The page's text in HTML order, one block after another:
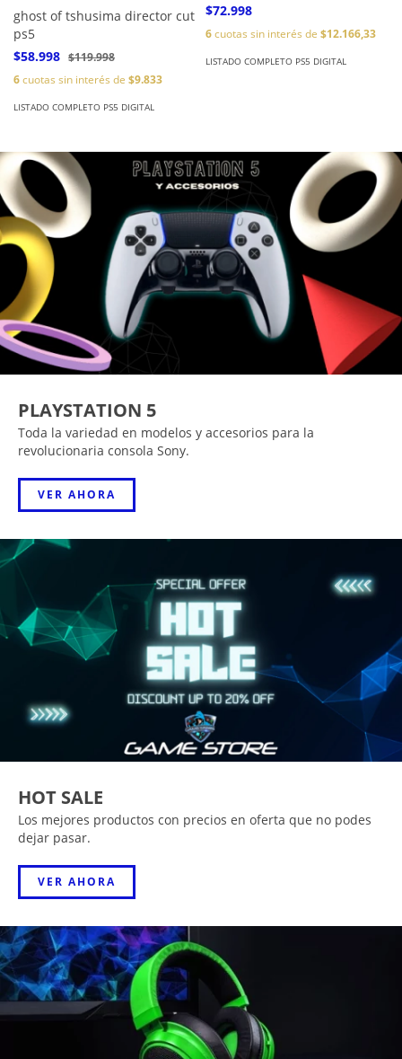
ghost of tshusima director cut
ps5
$58.998 $119.998
6cuotas sin interés de $9.833
LISTADO COMPLETO PS5 DIGITAL
$72.998
6cuotas sin interés de $12.166,33
LISTADO COMPLETO PS5 DIGITAL
PLAYSTATION 5
Toda la variedad en modelos y accesorios para la
revolucionaria consola Sony.
VER AHORA
HOT SALE
Los mejores productos con precios en oferta que no podes
dejar pasar.
VER AHORA